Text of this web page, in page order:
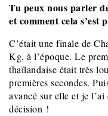
Tu peux nous parler
et comment cela s’est
C’était une finale de
Kg, à l’époque. Le
thaïlandaise était très
premières secondes.
avancé sur elle et je
décision !